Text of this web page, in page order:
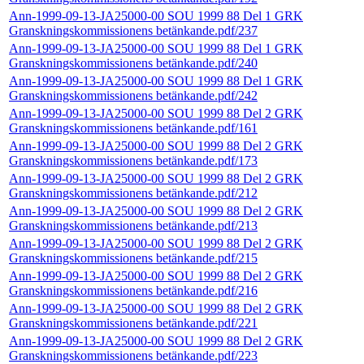
Ann-1999-09-13-JA25000-00 SOU 1999 88 Del 1 GRK
Granskningskommissionens betänkande.pdf/237
Ann-1999-09-13-JA25000-00 SOU 1999 88 Del 1 GRK
Granskningskommissionens betänkande.pdf/240
Ann-1999-09-13-JA25000-00 SOU 1999 88 Del 1 GRK
Granskningskommissionens betänkande.pdf/242
Ann-1999-09-13-JA25000-00 SOU 1999 88 Del 2 GRK
Granskningskommissionens betänkande.pdf/161
Ann-1999-09-13-JA25000-00 SOU 1999 88 Del 2 GRK
Granskningskommissionens betänkande.pdf/173
Ann-1999-09-13-JA25000-00 SOU 1999 88 Del 2 GRK
Granskningskommissionens betänkande.pdf/212
Ann-1999-09-13-JA25000-00 SOU 1999 88 Del 2 GRK
Granskningskommissionens betänkande.pdf/213
Ann-1999-09-13-JA25000-00 SOU 1999 88 Del 2 GRK
Granskningskommissionens betänkande.pdf/215
Ann-1999-09-13-JA25000-00 SOU 1999 88 Del 2 GRK
Granskningskommissionens betänkande.pdf/216
Ann-1999-09-13-JA25000-00 SOU 1999 88 Del 2 GRK
Granskningskommissionens betänkande.pdf/221
Ann-1999-09-13-JA25000-00 SOU 1999 88 Del 2 GRK
Granskningskommissionens betänkande.pdf/223